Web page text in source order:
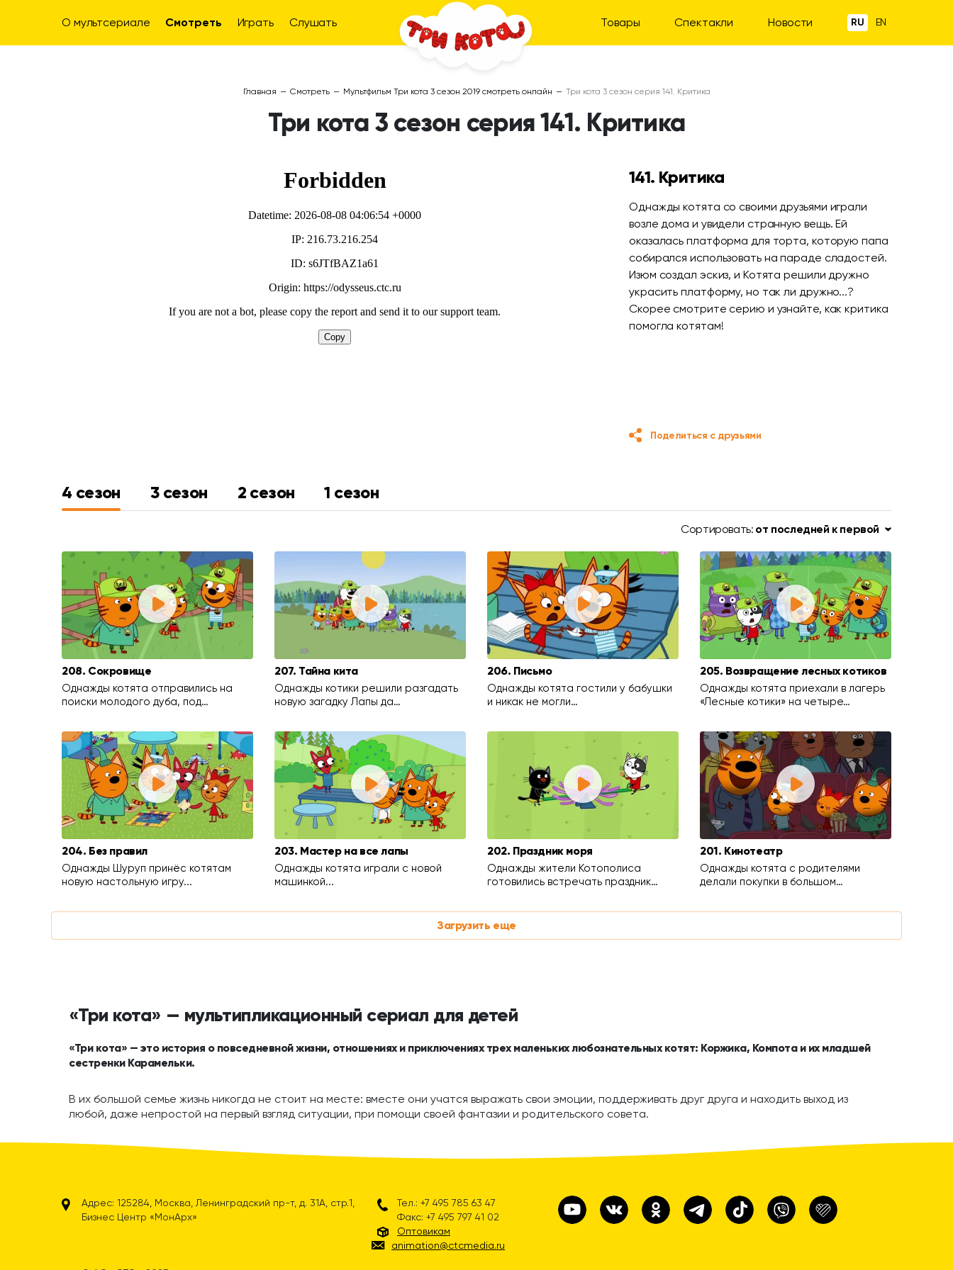
О мультсериале Смотреть Играть Слушать Товары Спектакли Новости RU EN
Главная — Смотреть — Мультфильм Три кота 3 сезон 2019 смотреть онлайн — Три кота 3 сезон серия 141. Критика
Три кота 3 сезон серия 141. Критика
141. Критика
Однажды котята со своими друзьями играли
возле дома и увидели странную вещь. Ей
оказалась платформа для торта, которую папа
собирался использовать на параде сладостей.
Изюм создал эскиз, и Котята решили дружно
украсить платформу, но так ли дружно...?
Скорее смотрите серию и узнайте, как критика
помогла котятам!
Поделиться с друзьями
4 сезон 3 сезон 2 сезон 1 сезон
Сортировать: от последней к первой
208. Сокровище
Однажды котята отправились на
поиски молодого дуба, под…
207. Тайна кита
Однажды котики решили разгадать
новую загадку Лапы да…
206. Письмо
Однажды котята гостили у бабушки
и никак не могли…
205. Возвращение лесных котиков
Однажды котята приехали в лагерь
«Лесные котики» на четыре…
204. Без правил
Однажды Шуруп принёс котятам
новую настольную игру...
203. Мастер на все лапы
Однажды котята играли с новой
машинкой...
202. Праздник моря
Однажды жители Котополиса
готовились встречать праздник…
201. Кинотеатр
Однажды котята с родителями
делали покупки в большом…
Загрузить еще
«Три кота» — мультипликационный сериал для детей
«Три кота» — это история о повседневной жизни, отношениях и приключениях трех маленьких любознательных котят: Коржика, Компота и их младшей
сестренки Карамельки.
В их большой семье жизнь никогда не стоит на месте: вместе они учатся выражать свои эмоции, поддерживать друг друга и находить выход из
любой, даже непростой на первый взгляд ситуации, при помощи своей фантазии и родительского совета.
Адрес: 125284, Москва, Ленинградский пр-т, д. 31А, стр.1,
Бизнес Центр «МонАрх»
Тел.: +7 495 785 63 47
Факс: +7 495 797 41 02
Оптовикам
animation@ctcmedia.ru